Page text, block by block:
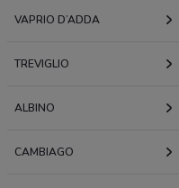
VAPRIO D’ADDA
TREVIGLIO
ALBINO
CAMBIAGO